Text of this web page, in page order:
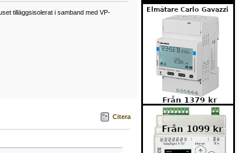
tilläggsisolerat i samband med VP-
Citera